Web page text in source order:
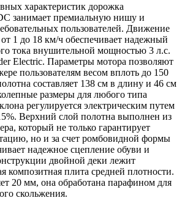
характеристик дорожка
занимает премиальную нишу и
пользователей. Движение
1 до 18 км/ч обеспечивает надежный
тока внушительной мощностью 3 л.с.
Electric. Параметры мотора позволяют
пользователям весом вплоть до 150
составляет 138 см в длину и 46 см
размеры для любого типа
регулируется электрическим путем
Верхний слой полотна выполнен из
который не только гарантирует
но и за счет ромбовидной формы
надежное сцепление обуви и
двойной деки лежит
композитная плита средней плотности.
20 мм, она обработана парафином для
скольжения.